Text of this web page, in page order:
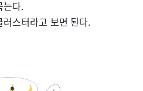
는다.
스터라고 보면 된다.